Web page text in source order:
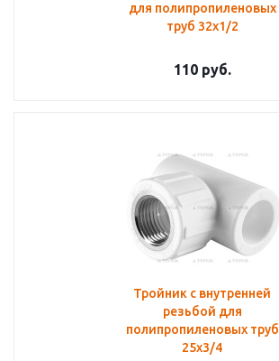
для полипропиленовых
труб 32х1/2
110руб.
Тройник с внутренней
резьбой для
полипропиленовых труб
25х3/4